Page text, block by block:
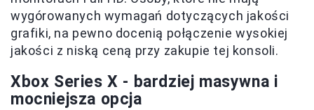
wygórowanych wymagań dotyczących jakości
grafiki, na pewno docenią połączenie wysokiej
jakości z niską ceną przy zakupie tej konsoli.
Xbox Series X - bardziej masywna i
mocniejsza opcja